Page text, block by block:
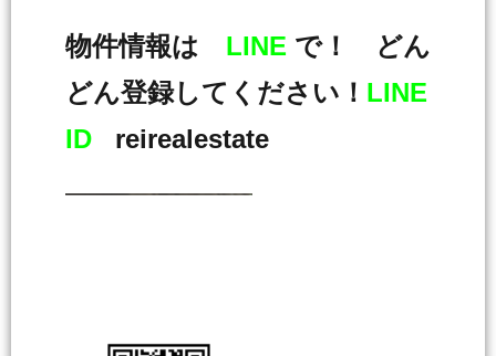
物件情報は LINE で！ どん
どん登録してください！ LINE
ID reirealestate